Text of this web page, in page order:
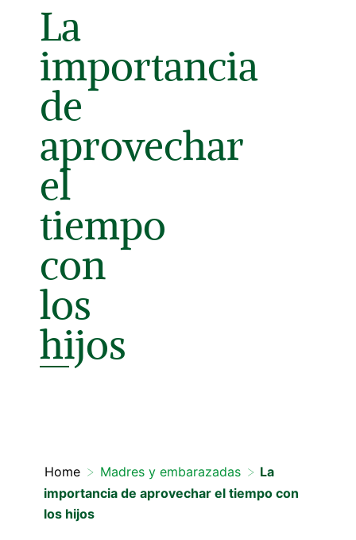
La
importancia
de
aprovechar
el
tiempo
con
los
hijos
Home > Madres y embarazadas > La
importancia de aprovechar el tiempo con
los hijos